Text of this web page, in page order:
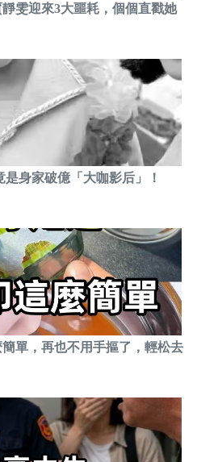
雯迎來3大噩耗，個個直戳她
身家破億「大咖影后」！
單，再也不用手摳了，輕松去